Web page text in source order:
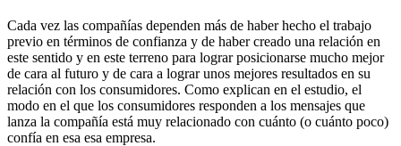
Cada vez las compañías dependen más de haber hecho el trabajo
previo en términos de confianza y de haber creado una relación en
este sentido y en este terreno para lograr posicionarse mucho mejor
de cara al futuro y de cara a lograr unos mejores resultados en su
relación con los consumidores. Como explican en el estudio, el
modo en el que los consumidores responden a los mensajes que
lanza la compañía está muy relacionado con cuánto (o cuánto poco)
confía en esa esa empresa.